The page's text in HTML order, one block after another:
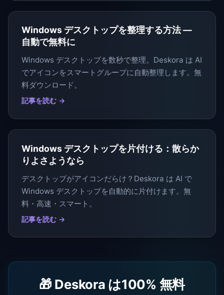
Windows デスクトップを整理する方法 —
自動で無料に
Windows デスクトップを数秒で整理。Deskora は AI
でアイコンをスマートグループに自動整理します。無
料ダウンロード。
記事を読む →
Windows デスクトップを片付ける：散らか
りよさようなら
デスクトップがアイコンだらけ？Deskora は AI で
Windows デスクトップを自動的に片付けます。無
料・高速・スマート。
記事を読む →
🎁 Deskora は100% 無料